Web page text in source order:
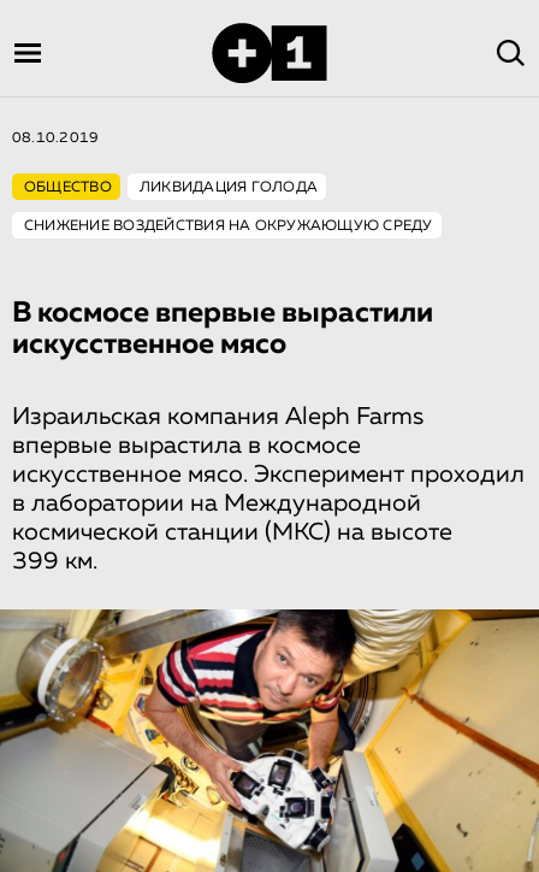
08.10.2019
ОБЩЕСТВО ЛИКВИДАЦИЯ ГОЛОДА
СНИЖЕНИЕ ВОЗДЕЙСТВИЯ НА ОКРУЖАЮЩУЮ СРЕДУ
В космосе впервые вырастили
искусственное мясо
Израильская компания Aleph Farms
впервые вырастила в космосе
искусственное мясо. Эксперимент проходил
в лаборатории на Международной
космической станции (МКС) на высоте
399 км.